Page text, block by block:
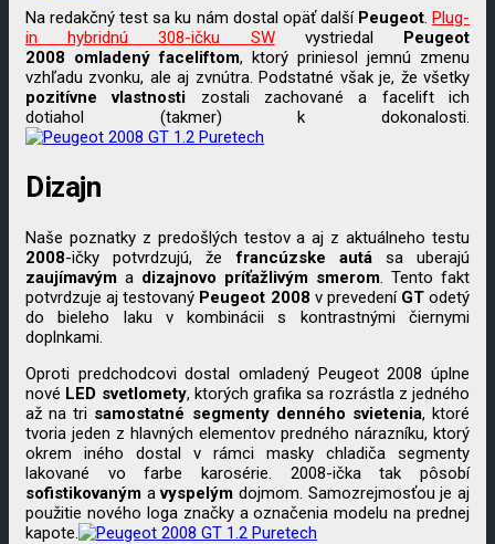
Na redakčný test sa ku nám dostal opäť další Peugeot.Plug-
in hybridnú 308-ičku SWvystriedal Peugeot
2008 omladený faceliftom, ktorý priniesol jemnú zmenu
vzhľadu zvonku, ale aj zvnútra. Podstatné však je, že všetky
pozitívne
vlastnosti zostali zachované a facelift ich
dotiahol (takmer) k dokonalosti.
Dizajn
Naše poznatky z predošlých testov a aj z aktuálneho testu
2008-ičky potvrdzujú, žefrancúzske autása uberajú
zaujímavým a dizajnovo príťažlivým smerom. Tento fakt
potvrdzuje aj testovaný Peugeot 2008 v prevedení GTodetý
do bieleho laku v kombinácii s kontrastnými čiernymi
doplnkami.
Oproti predchodcovi dostal omladený Peugeot 2008 úplne
nové LED svetlomety, ktorých grafika sa rozrástla z jedného
až na tri samostatné segmenty denného svietenia, ktoré
tvoria jeden z hlavných elementov predného nárazníku, ktorý
okrem iného dostal v rámci masky chladiča segmenty
lakované vo farbe karosérie. 2008-ička tak pôsobí
sofistikovaným avyspelým dojmom. Samozrejmosťou je aj
použitie nového loga značky a označenia modelu na prednej
kapote.